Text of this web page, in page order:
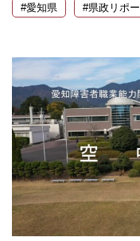
#愛知県 #県政リポー